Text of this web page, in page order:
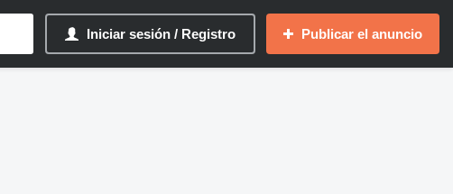
Iniciar sesión / Registro Publicar el anuncio